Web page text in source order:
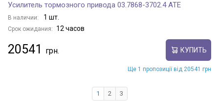
Усилитель тормозного привода 03.7868-3702.4 ATE
В наличии: 1 шт.
Срок ожидания: 12 часов
20541 КУПИТЬ
Ще 1 пропозиції від 20541 грн
1 2 3